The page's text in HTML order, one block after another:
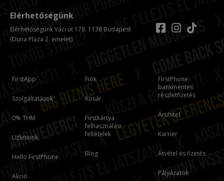
FirstApp
Szolgáltatások
0% THM
Üzleteink
Hello FirstPhone
Akció
Fiók
Kosár
Firstkártya
felhasználási
feltételek
Blog
FirstPhone
bankmentes
részletfizetés
Áruhitel
Karrier
Átvétel és fizetés
Pályázatok
Elérhetőségünk
Elérhetőségünk Váci út 178. 1138 Budapest
(Duna Plaza 2. emelet)